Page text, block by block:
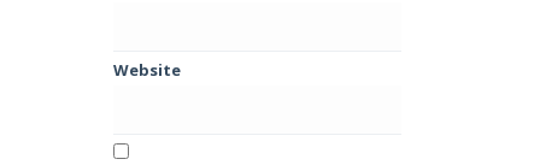
Website